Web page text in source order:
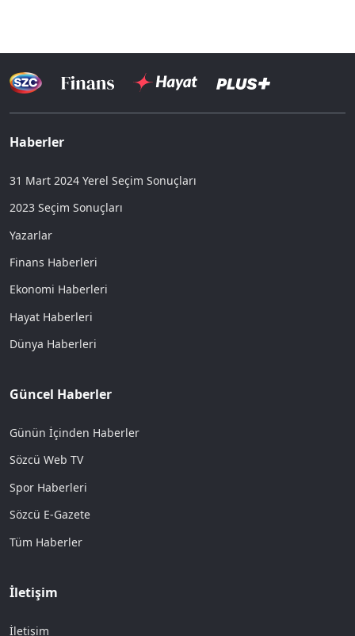
Haberler
31 Mart 2024 Yerel Seçim Sonuçları
2023 Seçim Sonuçları
Yazarlar
Finans Haberleri
Ekonomi Haberleri
Hayat Haberleri
Dünya Haberleri
Güncel Haberler
Günün İçinden Haberler
Sözcü Web TV
Spor Haberleri
Sözcü E-Gazete
Tüm Haberler
İletişim
İletişim